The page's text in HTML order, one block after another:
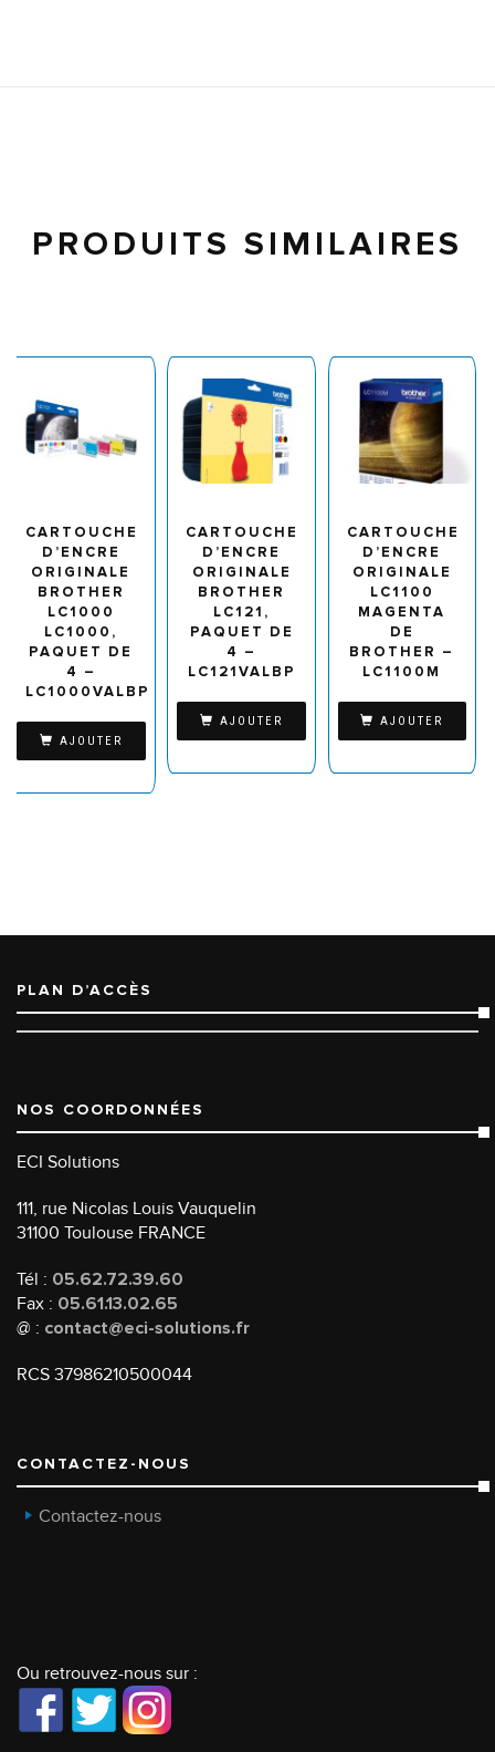
PRODUITS SIMILAIRES
CARTOUCHE
D’ENCRE
ORIGINALE
BROTHER
LC1000
LC1000,
PAQUET DE
4 –
LC1000VALBP
AJOUTER
CARTOUCHE
D’ENCRE
ORIGINALE
BROTHER
LC121,
PAQUET DE
4 –
LC121VALBP
AJOUTER
CARTOUCHE
D’ENCRE
ORIGINALE
LC1100
MAGENTA
DE
BROTHER –
LC1100M
AJOUTER
PLAN D’ACCÈS
NOS COORDONNÉES
ECI Solutions
111, rue Nicolas Louis Vauquelin
31100 Toulouse FRANCE
Tél : 05.62.72.39.60
Fax : 05.61.13.02.65
@ : contact@eci-solutions.fr
RCS 37986210500044
CONTACTEZ-NOUS
Contactez-nous
Ou retrouvez-nous sur :